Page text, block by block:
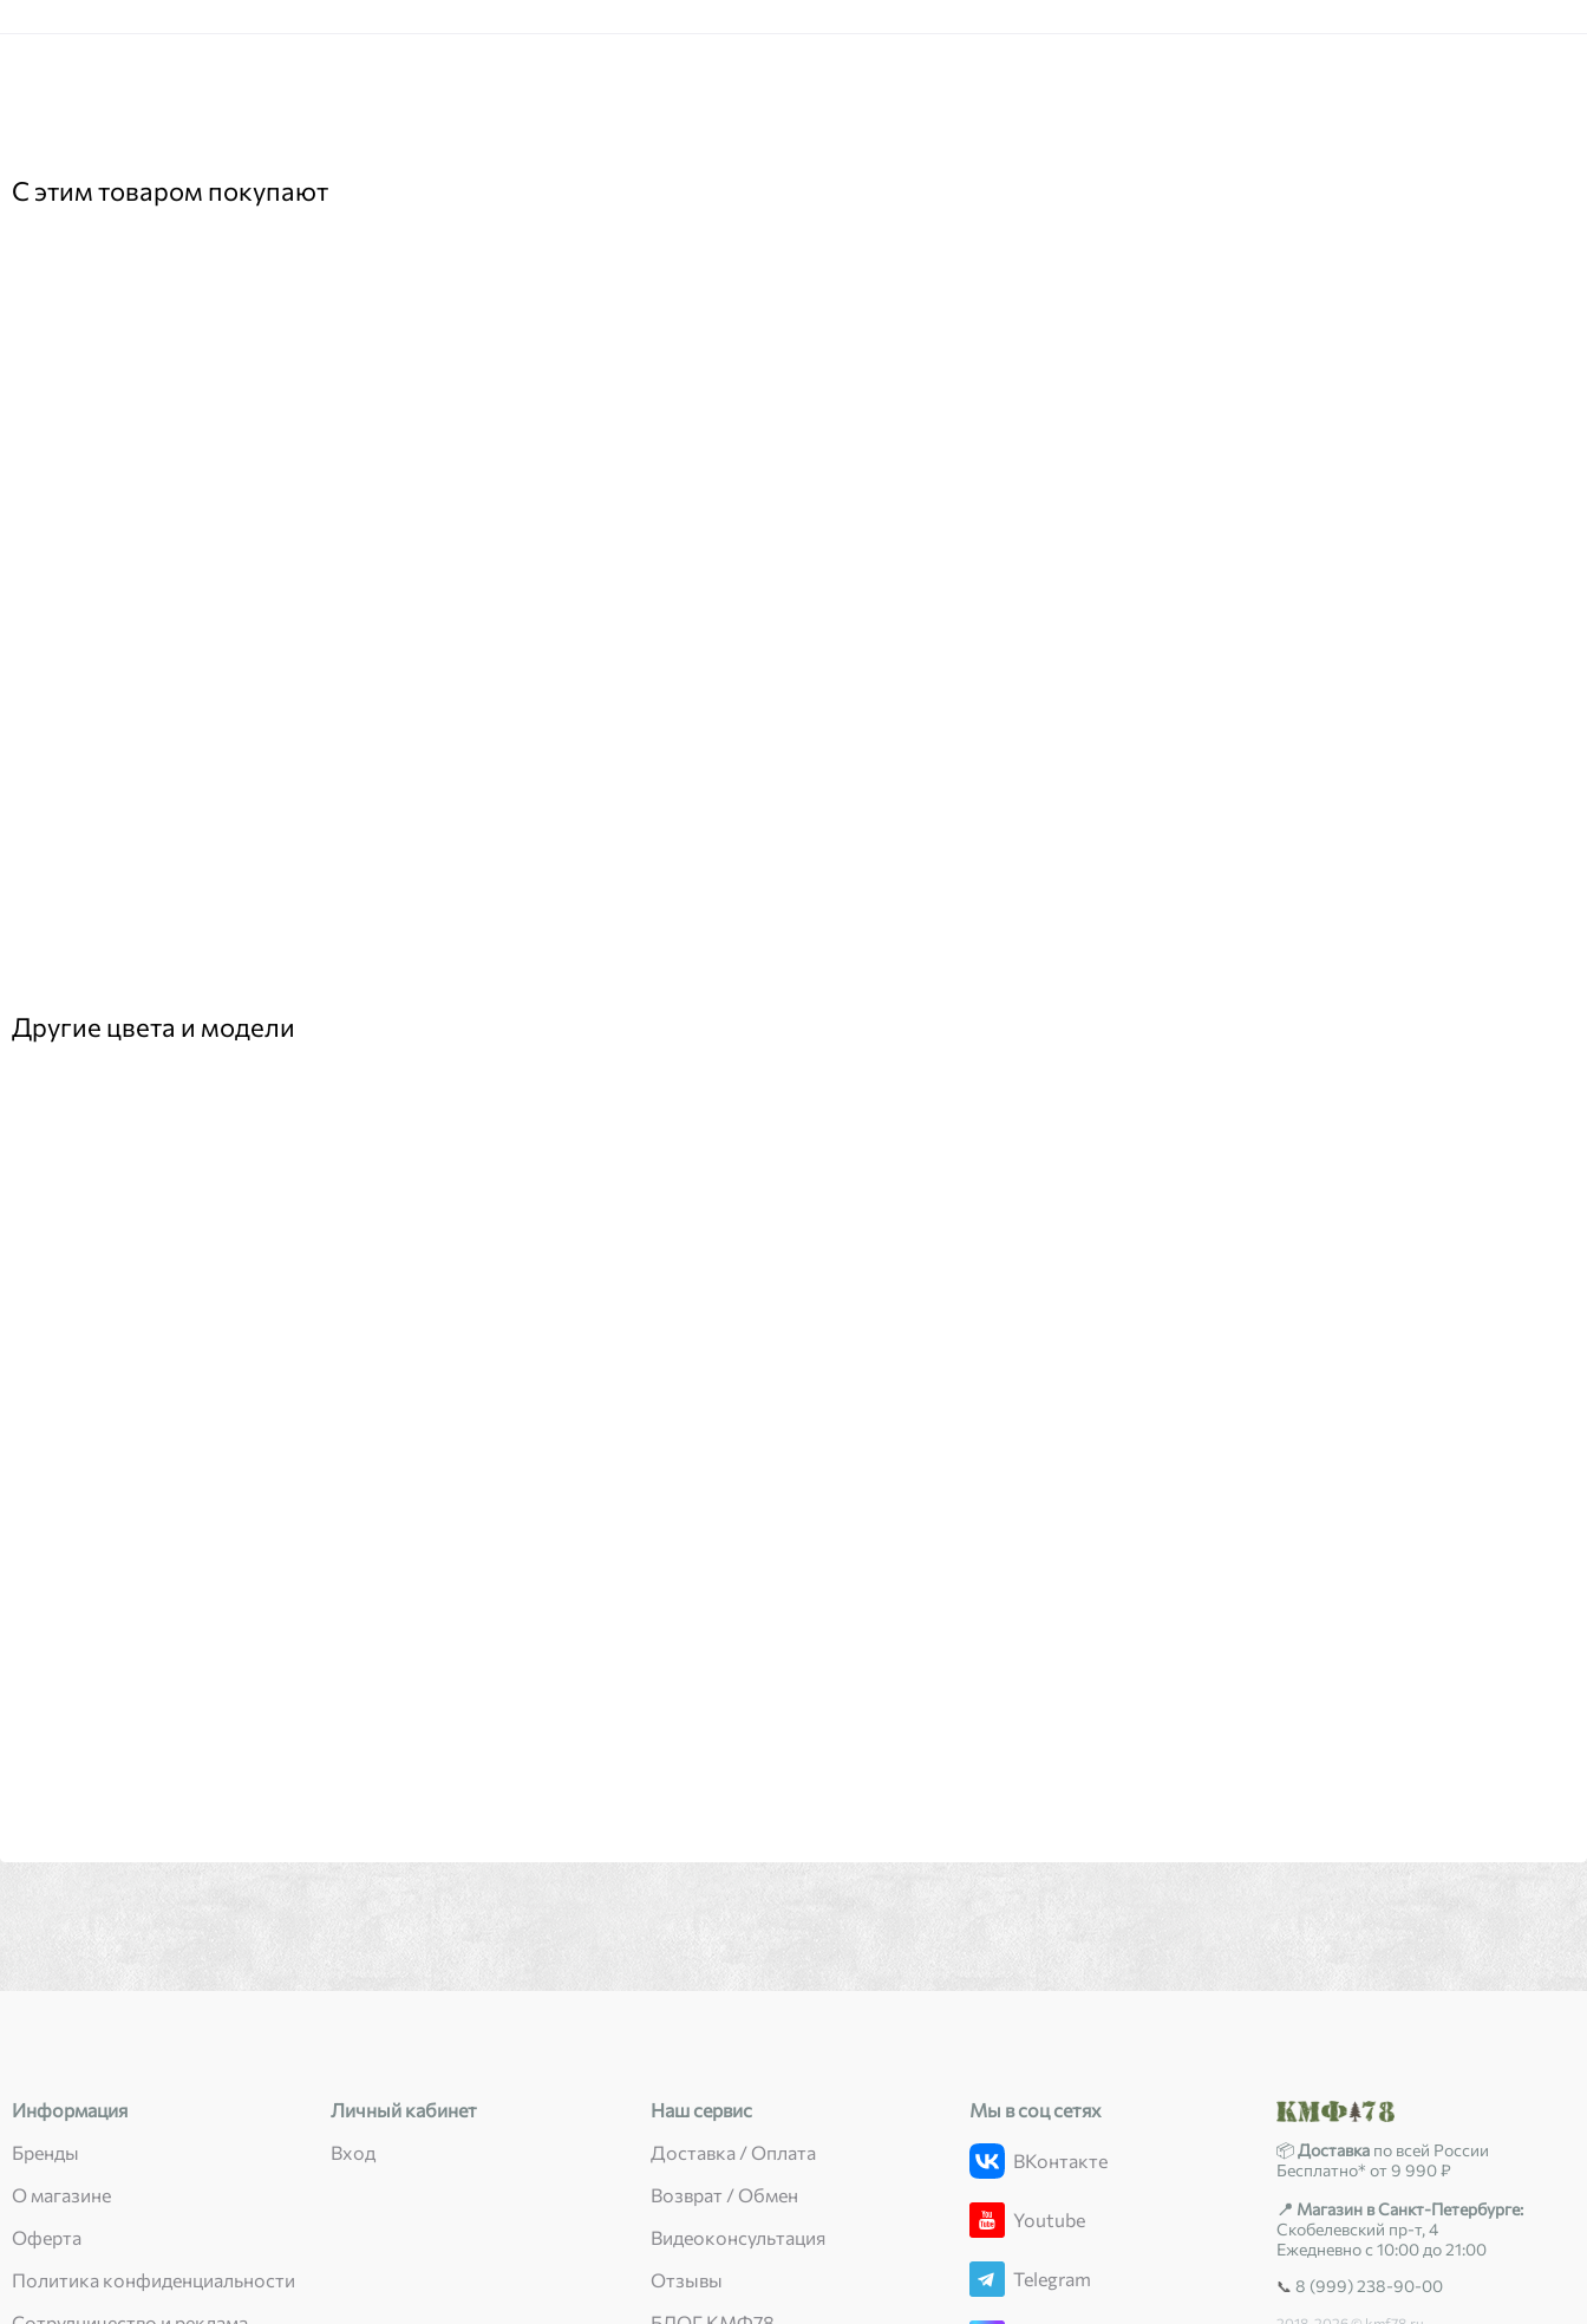
С этим товаром покупают
Другие цвета и модели
Информация
Бренды
О магазине
Оферта
Политика конфиденциальности
Личный кабинет
Вход
Наш сервис
Доставка / Оплата
Возврат / Обмен
Видеоконсультация
Отзывы
Мы в соц сетях
ВКонтакте
Youtube
Telegram
📦Доставка по всей России
Бесплатно* от 9 990 ₽
📍 Магазин в Санкт-Петербурге:
Скобелевский пр-т, 4
Ежедневно с 10:00 до 21:00
📞 8 (999) 238-90-00